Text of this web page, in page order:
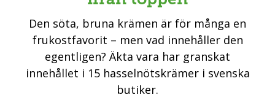
Den söta, bruna krämen är för många en
frukostfavorit – men vad innehåller den
egentligen? Äkta vara har granskat
innehållet i 15 hasselnötskrämer i svenska
butiker.